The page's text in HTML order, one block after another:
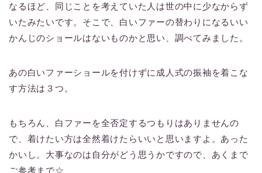
なるほど、同じことを考えていた人は世の中に少なからず
いたみたいです。そこで、白いファーの替わりになるいい
かんじのショールはないものかと思い、調べてみました。
あの白いファーショールを付けずに成人式の振袖を着こな
す方法は３つ。
もちろん、白ファーを全否定するつもりはありませんの
で、着けたい方は全然着けたらいいと思いますよ。あった
かいし。大事なのは自分がどう思うかですので、あくまで
ご参考まで☆